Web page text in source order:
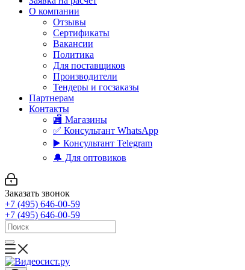
О компании
Отзывы
Сертификаты
Вакансии
Политика
Для поставщиков
Производители
Тендеры и госзаказы
Партнерам
Контакты
🏬 Магазины
✅️ Консультант WhatsApp
▶️ Консультант Telegram
🔔 Для оптовиков
Заказать звонок
+7 (495) 646-00-59
+7 (495) 646-00-59